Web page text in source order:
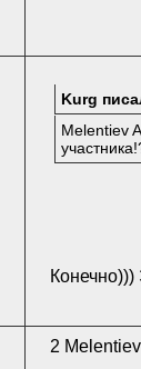
Kurg
Melentiev
2